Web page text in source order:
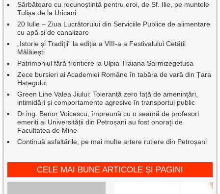
Sărbătoare cu recunoștință pentru eroi, de Sf. Ilie, pe muntele
Tulișa de la Uricani
20 Iulie – Ziua Lucrătorului din Serviciile Publice de alimentare
cu apă și de canalizare
„Istorie și Tradiții” la ediția a VIII-a a Festivalului Cetății
Mălăiești
Patrimoniul fără frontiere la Ulpia Traiana Sarmizegetusa
Zece bursieri ai Academiei Române în tabăra de vară din Țara
Hațegului
Green Line Valea Jiului: Toleranță zero față de amenințări,
intimidări și comportamente agresive în transportul public
Dr.ing. Benor Voicescu, împreună cu o seamă de profesori
emeriți ai Universității din Petroșani au fost onorați de
Facultatea de Mine
Continuă asfaltările, pe mai multe artere rutiere din Petroșani
CELE MAI BUNE ARTICOLE ȘI PAGINI